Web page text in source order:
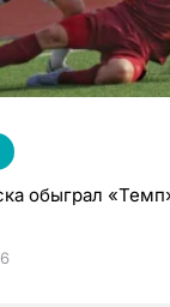
обыграл